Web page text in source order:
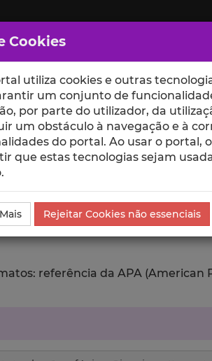
ESCOLAS
Exportar
referência da APA
Cookies
utiliza cookies e outras
um conjunto de
por parte do utilizador, da
um obstáculo à navegação e à
do portal. Ao usar o portal,
que estas tecnologias sejam
Rejeitar Cookies não essenciais